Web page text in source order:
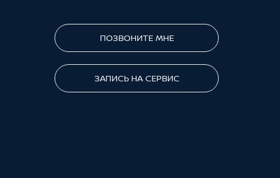
ПОЗВОНИТЕ МНЕ
ЗАПИСЬ НА СЕРВИС